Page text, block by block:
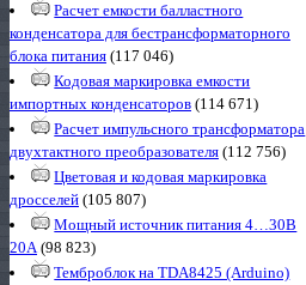
Расчет емкости балластного
конденсатора для бестрансформаторного
блока питания (117 046)
Кодовая маркировка емкости
импортных конденсаторов (114 671)
Расчет импульсного трансформатора
двухтактного преобразователя (112 756)
Цветовая и кодовая маркировка
дросселей (105 807)
Мощный источник питания 4…30В
20А(98 823)
Темброблок на TDA8425 (Arduino)